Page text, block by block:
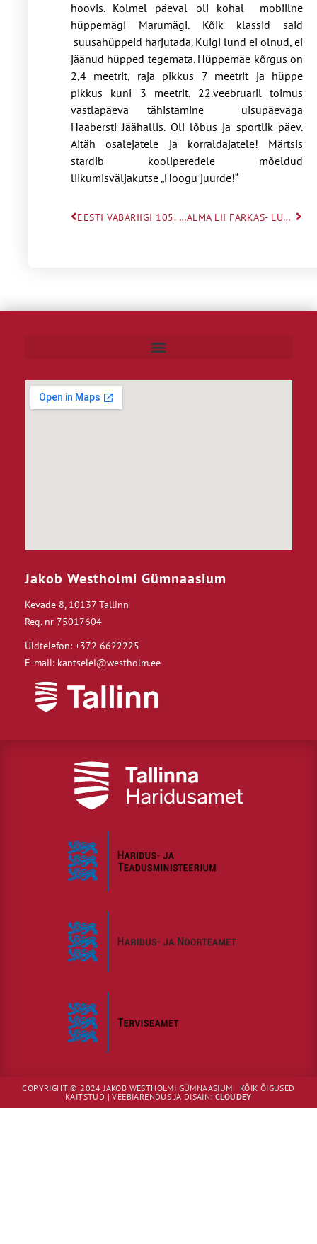
hoovis. Kolmel päeval oli kohal mobiilne
hüppemägi Marumägi. Kõik klassid said
suusahüppeid harjutada. Kuigi lund ei olnud, ei
jäänud hüpped tegemata. Hüppemäe kõrgus on
2,4 meetrit, raja pikkus 7 meetrit ja hüppe
pikkus kuni 3 meetrit. 22.veebruaril toimus
vastlapäeva tähistamine uisupäevaga
Haabersti Jäähallis. Oli lõbus ja sportlik päev.
Aitäh osalejatele ja korraldajatele! Märtsis
stardib kooliperedele mõeldud
liikumisväljakutse „Hoogu juurde!“
EESTI VABARIIGI 105. AASTAPÄEVA AKTUSED ALMA LII FARKAS- LUULEPRÕMMI TALLINNA VOORU VÕITJA
Jakob Westholmi Gümnaasium
Kevade 8, 10137 Tallinn
Reg. nr 75017604
Üldtelefon: +372 6622225
E-mail: kantselei@westholm.ee
COPYRIGHT © 2024 JAKOB WESTHOLMI GÜMNAASIUM | KÕIK ÕIGUSED
KAITSTUD | VEEBIARENDUS JA DISAIN:CLOUDEY